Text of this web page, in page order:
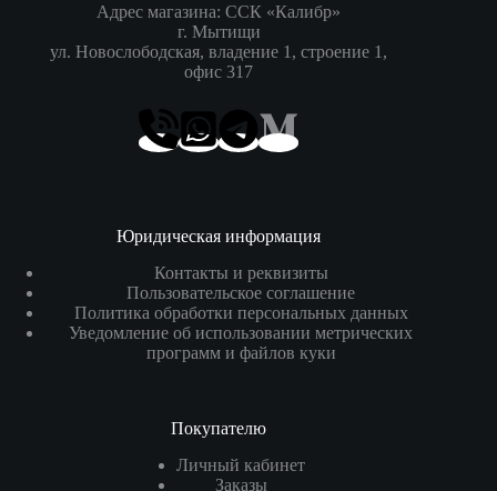
Адрес магазина: ССК «Калибр»
г. Мытищи
ул. Новослободская, владение 1, строение 1,
офис 317
Юридическая информация
Контакты и реквизиты
Пользовательское соглашение
Политика обработки персональных данных
Уведомление об использовании метрических
программ и файлов куки
Покупателю
Личный кабинет
Заказы